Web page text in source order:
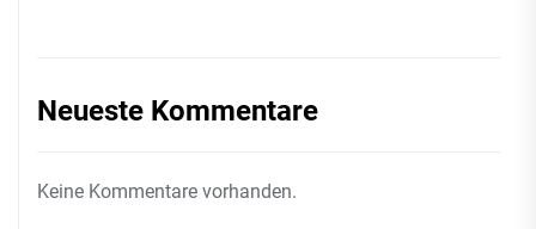
Neueste Kommentare
Keine Kommentare vorhanden.